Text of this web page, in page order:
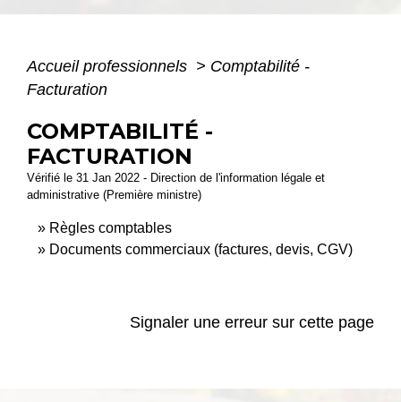
Accueil professionnels > Comptabilité -
Facturation
COMPTABILITÉ -
FACTURATION
Vérifié le 31 Jan 2022 - Direction de l'information légale et
administrative (Première ministre)
Règles comptables
Documents commerciaux (factures, devis, CGV)
Signaler une erreur sur cette page